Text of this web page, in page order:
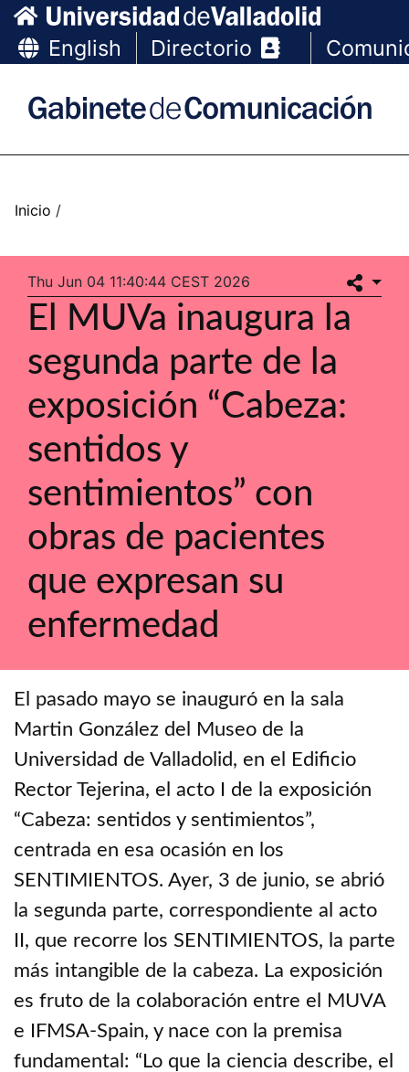
English Directorio
Thu Jun 04 11:40:44 CEST 2026
El MUVa inaugura la
segunda parte de la
exposición “Cabeza:
sentidos y
sentimientos” con
obras de pacientes
que expresan su
enfermedad
El pasado mayo se inauguró en la sala
Martin González del Museo de la
Universidad de Valladolid, en el Edificio
Rector Tejerina, el acto I de la exposición
“Cabeza: sentidos y sentimientos”,
centrada en esa ocasión en los
SENTIMIENTOS. Ayer, 3 de junio, se abrió
la segunda parte, correspondiente al acto
II, que recorre los SENTIMIENTOS, la parte
más intangible de la cabeza. La exposición
es fruto de la colaboración entre el MUVA
e IFMSA-Spain, y nace con la premisa
fundamental: “Lo que la ciencia describe, el